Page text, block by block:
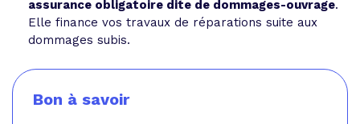
assurance obligatoire dite de dommages-ouvrage.
Elle finance vos travaux de réparations suite aux
dommages subis.
Bon à savoir